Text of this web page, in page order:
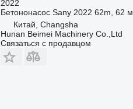
2022
Бетононасос Sany 2022 62m, 62 м
Китай, Changsha
Hunan Beimei Machinery Co.,Ltd
Связаться с продавцом